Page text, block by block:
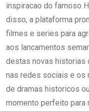
inspiracao do famoso
disso, a plataforma
filmes e series para
aos lancamentos
destas novas historias
nas redes sociais e os
de dramas historicos
momento perfeito para